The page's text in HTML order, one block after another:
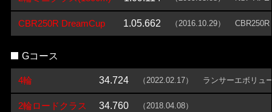
CBR250R DreamCup 1.05.662 （2016.10.29） CBR250R
Gコース
4輪 34.724 （2022.02.17） ランサーエボリュ
2輪ロードクラス 34.760 （2018.04.08）